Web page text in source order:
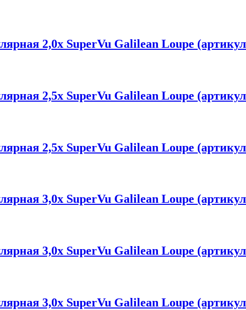
2,0х SuperVu Galilean Loupe
2,5х SuperVu Galilean Loupe (артикул
2,5х SuperVu Galilean Loupe
3,0х SuperVu Galilean Loupe
3,0х SuperVu Galilean Loupe
3,0х SuperVu Galilean Loupe